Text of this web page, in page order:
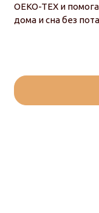
OEKO-TEX и
дома и сна без